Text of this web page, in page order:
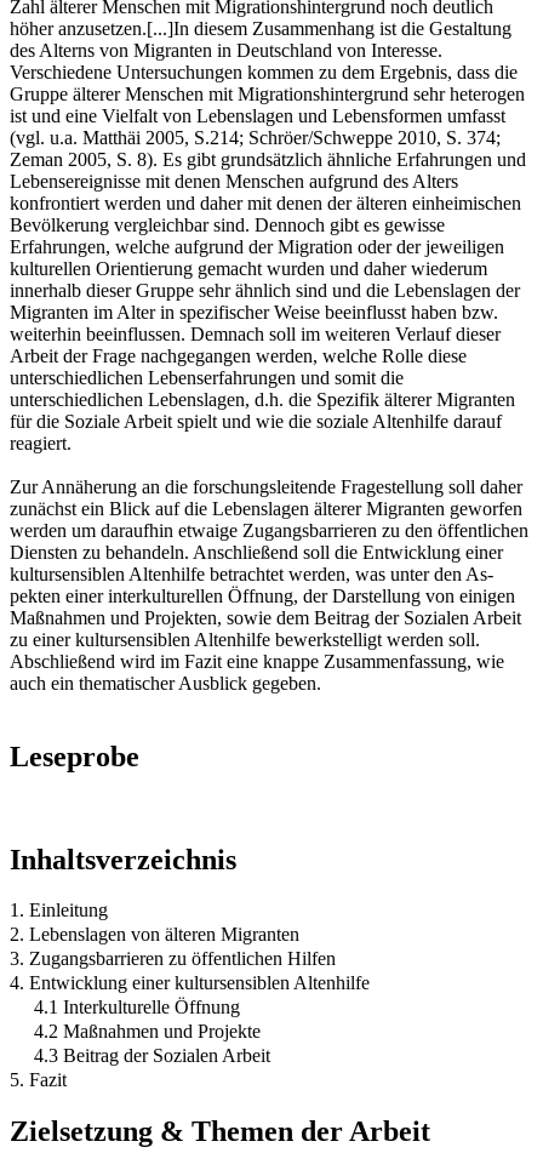
Zahl älterer Menschen mit Migrationshintergrund noch deutlich
höher anzusetzen.[...]In diesem Zusammenhang ist die Gestaltung
des Alterns von Migranten in Deutschland von Interesse.
Verschiedene Untersuchungen kommen zu dem Ergebnis, dass die
Gruppe älterer Menschen mit Migrationshintergrund sehr heterogen
ist und eine Vielfalt von Lebenslagen und Lebensformen umfasst
(vgl. u.a. Matthäi 2005, S.214; Schröer/Schweppe 2010, S. 374;
Zeman 2005, S. 8). Es gibt grundsätzlich ähnliche Erfahrungen und
Lebensereignisse mit denen Menschen aufgrund des Alters
konfrontiert werden und daher mit denen der älteren einheimischen
Bevölkerung vergleichbar sind. Dennoch gibt es gewisse
Erfahrungen, welche aufgrund der Migration oder der jeweiligen
kulturellen Orientierung gemacht wurden und daher wiederum
innerhalb dieser Gruppe sehr ähnlich sind und die Lebenslagen der
Migranten im Alter in spezifischer Weise beeinflusst haben bzw.
weiterhin beeinflussen. Demnach soll im weiteren Verlauf dieser
Arbeit der Frage nachgegangen werden, welche Rolle diese
unterschiedlichen Lebenserfahrungen und somit die
unterschiedlichen Lebenslagen, d.h. die Spezifik älterer Migranten
für die Soziale Arbeit spielt und wie die soziale Altenhilfe darauf
reagiert.
Zur Annäherung an die forschungsleitende Fragestellung soll daher
zunächst ein Blick auf die Lebenslagen älterer Migranten geworfen
werden um daraufhin etwaige Zugangsbarrieren zu den öffentlichen
Diensten zu behandeln. Anschließend soll die Entwicklung einer
kultursensiblen Altenhilfe betrachtet werden, was unter den As-
pekten einer interkulturellen Öffnung, der Darstellung von einigen
Maßnahmen und Projekten, sowie dem Beitrag der Sozialen Arbeit
zu einer kultursensiblen Altenhilfe bewerkstelligt werden soll.
Abschließend wird im Fazit eine knappe Zusammenfassung, wie
auch ein thematischer Ausblick gegeben.
Leseprobe
Inhaltsverzeichnis
1. Einleitung
2. Lebenslagen von älteren Migranten
3. Zugangsbarrieren zu öffentlichen Hilfen
4. Entwicklung einer kultursensiblen Altenhilfe
4.1 Interkulturelle Öffnung
4.2 Maßnahmen und Projekte
4.3 Beitrag der Sozialen Arbeit
5. Fazit
Zielsetzung & Themen der Arbeit